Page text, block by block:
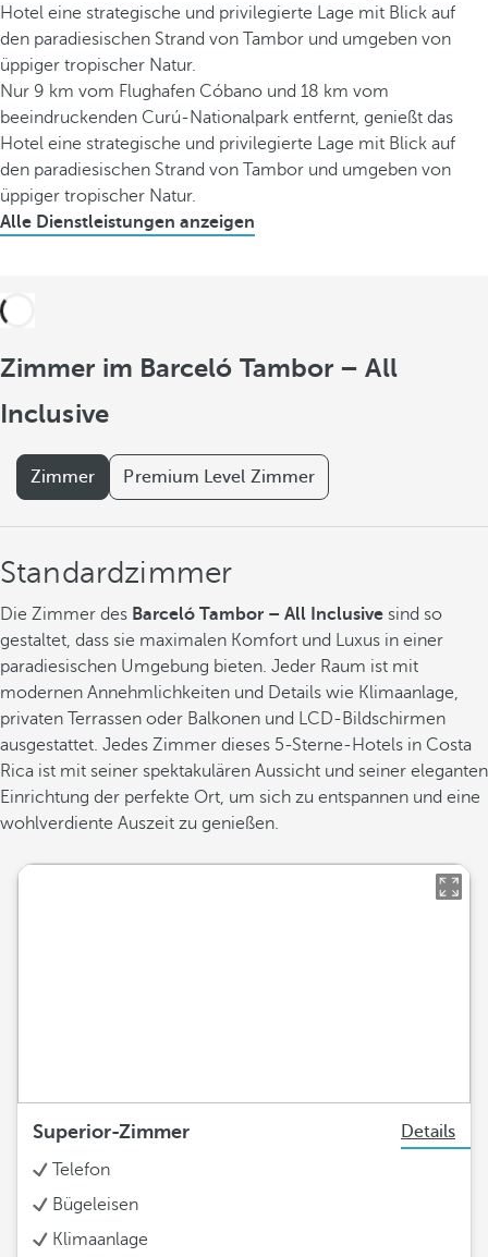
Hotel eine strategische und privilegierte Lage mit Blick auf
den paradiesischen Strand von Tambor und umgeben von
üppiger tropischer Natur.
Nur 9 km vom Flughafen Cóbano und 18 km vom
beeindruckenden Curú-Nationalpark entfernt, genießt das
Hotel eine strategische und privilegierte Lage mit Blick auf
den paradiesischen Strand von Tambor und umgeben von
üppiger tropischer Natur.
Alle Dienstleistungen anzeigen
Zimmer im Barceló Tambor – All
Inclusive
Zimmer Premium Level Zimmer
Standardzimmer
Die Zimmer des Barceló Tambor – All Inclusive sind so
gestaltet, dass sie maximalen Komfort und Luxus in einer
paradiesischen Umgebung bieten. Jeder Raum ist mit
modernen Annehmlichkeiten und Details wie Klimaanlage,
privaten Terrassen oder Balkonen und LCD-Bildschirmen
ausgestattet. Jedes Zimmer dieses 5-Sterne-Hotels in Costa
Rica ist mit seiner spektakulären Aussicht und seiner eleganten
Einrichtung der perfekte Ort, um sich zu entspannen und eine
wohlverdiente Auszeit zu genießen.
Superior-Zimmer
Details
Telefon
Bügeleisen
Klimaanlage